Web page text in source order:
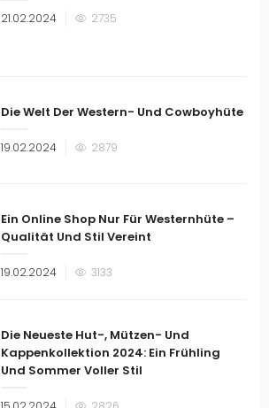
Veröffentlicht
21.02.2024 2735
Die Welt Der Western- Und Cowboyhüte
Veröffentlicht
19.02.2024 2879
Ein Online Shop Nur Für Westernhüte –
Qualität Und Stil Vereint
Veröffentlicht
19.02.2024 3133
Die Neueste Hut-, Mützen- Und
Kappenkollektion 2024: Ein Frühling
Und Sommer Voller Stil
Veröffentlicht